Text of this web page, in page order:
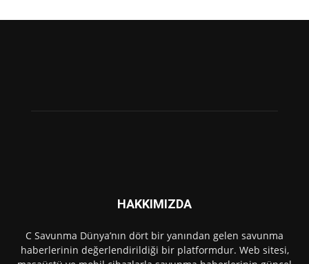
HAKKIMIZDA
C Savunma Dünya’nın dört bir yanından gelen savunma
haberlerinin değerlendirildiği bir platformdur. Web sitesi,